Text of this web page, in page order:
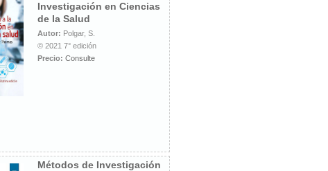
Investigación en Ciencias
de la Salud
Autor: Polgar, S.
© 2021 7° edición
Precio: Consulte
Métodos de Investigación